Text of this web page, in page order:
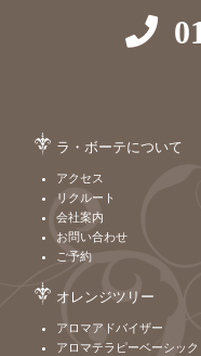
ラ・ボーテについて
アクセス
リクルート
会社案内
お問い合わせ
ご予約
オレンジツリー
アロマアドバイザー
アロマテラピーベーシック